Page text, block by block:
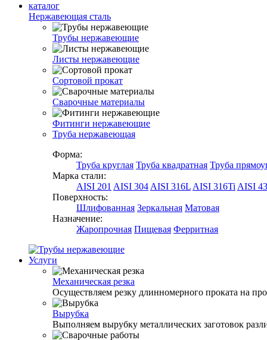
каталог
Нержавеющая сталь
Трубы нержавеющие
Листы нержавеющие
Сортовой прокат
Сварочные материалы
Фитинги нержавеющие
Труба нержавеющая
Форма:
Труба круглая Труба квадратная Труба
Марка стали:
AISI 201 AISI 304 AISI 316L AISI 316Ti AISI
Поверхность:
Шлифованная Зеркальная Матовая
Назначение:
Жаропрочная Пищевая Ферритная
Услуги
Механическая резка
Осуществляем резку длинномерного проката на
Вырубка
Выполняем вырубку металлических заготовок